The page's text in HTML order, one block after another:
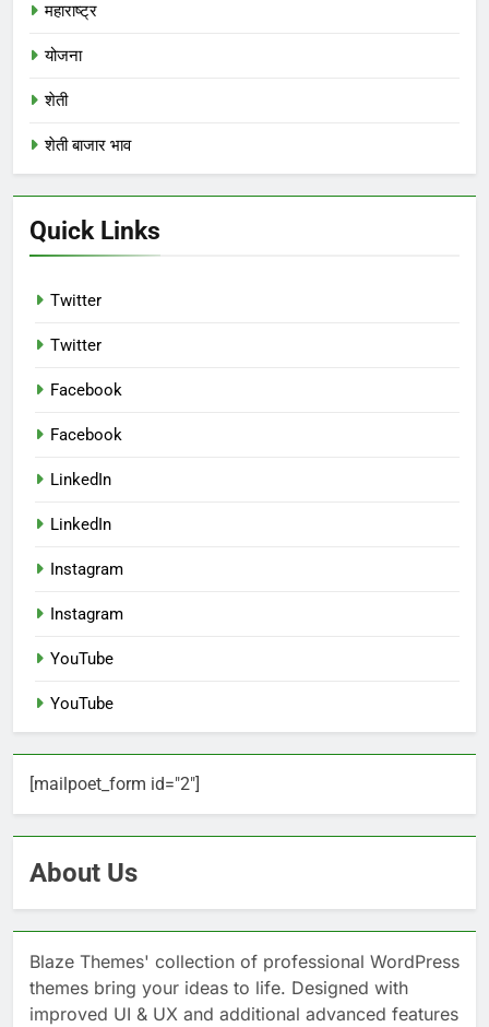
महाराष्ट्र
योजना
शेती
शेती बाजार भाव
Quick Links
Twitter
Twitter
Facebook
Facebook
LinkedIn
LinkedIn
Instagram
Instagram
YouTube
YouTube
[mailpoet_form id="2"]
About Us
Blaze Themes' collection of professional WordPress
themes bring your ideas to life. Designed with
improved UI & UX and additional advanced features